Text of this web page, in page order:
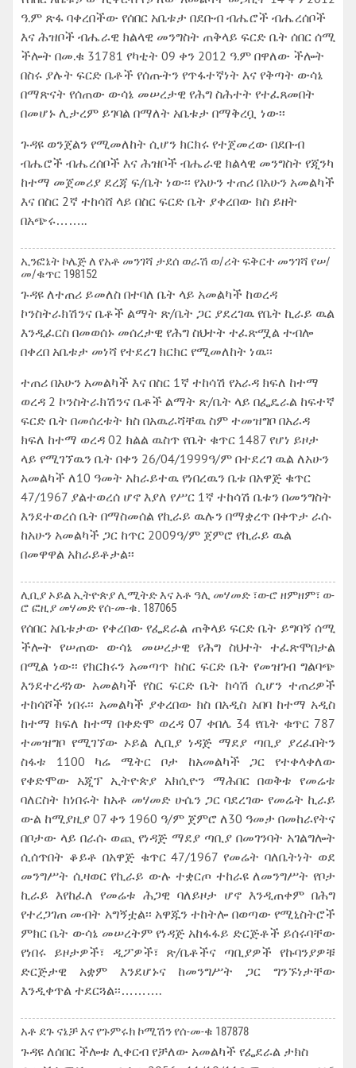
ዓ.ም ጽፋ ባቀረበችው የሰበር አቤቱታ በደቡብ ብሔሮች ብሔረሰቦች
እና ሕዝቦች ብሔራዊ ክልላዊ መንግስት ጠቅላይ ፍርድ ቤት ሰበር ሰሚ
ችሎት በመ.ቁ 31781 የካቲት 09 ቀን 2012 ዓ.ም በዋለው ችሎት
በስሩ ያሉት ፍርድ ቤቶች የሰጡትን የጥፋተኛነት እና የቅጣት ውሳኔ
በማጽናት የሰጠው ውሳኔ መሠረታዊ የሕግ ስሕተት የተፈጸመበት
በመሆኑ ሊታረም ይገባል በማለት አቤቱታ በማቅረቧ ነው፡፡
ጉዳዩ ወንጀልን የሚመለከት ሲሆን ክርክሩ የተጀመረው በደቡብ
ብሔሮች ብሔረሰቦች እና ሕዝቦች ብሔራዊ ክልላዊ መንግስት የጂንካ
ከተማ መጀመሪያ ደረጃ ፍ/ቤት ነው፡፡ የአሁን ተጠሪ በአሁን አመልካች
እና በስር 2ኛ ተከሳሸ ላይ በስር ፍርድ ቤት ያቀረበው ክስ ይዘት
በአጭሩ……..
ኢንፎኔት ኮሌጅ ለ የአቶ መንገሻ ታደሰ ወራሽ ወ/ሪት ፍቅርተ መንገሻ የሠ/
መ/ቁጥር 198152
ጉዳዩ ለተጠሪ ይመለስ በተባለ ቤት ላይ አመልካች ከወረዳ
ኮንስትራክሽንና ቤቶች ልማት ጽ/ቤት ጋር ያደረገዉ የቤት ኪራይ ዉል
እንዲፈርስ በመወሰኑ መሰረታዊ የሕግ ስህተት ተፈጽሟል ተብሎ
በቀረበ አቤቱታ መነሻ የተደረገ ክርክር የሚመለከት ነዉ፡፡
ተጠሪ በአሁን አመልካች እና በስር 1ኛ ተከሳሽ የአራዳ ክፍለ ከተማ
ወረዳ 2 ኮንስትራክሽንና ቤቶች ልማት ጽ/ቤት ላይ በፌዴራል ከፍተኛ
ፍርድ ቤት በመሰረቱት ክስ በአዉራሻቸዉ ስም ተመዝግቦ በአራዳ
ክፍለ ከተማ ወረዳ 02 ክልል ዉስጥ የቤት ቁጥር 1487 የሆነ ይዞታ
ላይ የሚገኘዉን ቤት በቀን 26/04/1999ዓ/ም በተደረገ ዉል ለአሁን
አመልካች ለ10 ዓመት አከራይተዉ የነበረዉን ቤቱ በአዋጅ ቁጥር
47/1967 ያልተወረሰ ሆኖ እያለ የሥር 1ኛ ተከሳሽ ቤቱን በመንግስት
እንደተወረሰ ቤት በማስመሰል የኪራይ ዉሉን በማቋረጥ በቀጥታ ራሱ
ከአሁን አመልካች ጋር ከጥር 2009ዓ/ም ጀምሮ የኪራይ ዉል
በመዋዋል አከራይቶታል፡፡
ሊቢያ ኦይል ኢትዮጵያ ሊሚትድ እና አቶ ዓሊ መሃመድ ፣ወ-ሮ ዘምዘም፣ ወ-
ሮ ፎዚያ መሃመድ የሰ-መ-ቁ. 187065
የሰበር አቤቱታው የቀረበው የፌደራል ጠቅላይ ፍርድ ቤት ይግባኝ ሰሚ
ችሎት የሠጠው ውሳኔ መሠረታዊ የሕግ ስህተት ተፈጽሞበታል
በሚል ነው፡፡ የክርክሩን አመጣጥ ከስር ፍርድ ቤት የመዝገብ ግልባጭ
እንደተረዳነው አመልካች የስር ፍርድ ቤት ከሳሽ ሲሆን ተጠሪዎች
ተከሳሾች ነበሩ፡፡ አመልካች ያቀረበው ክስ በአዲስ አበባ ከተማ አዲስ
ከተማ ክፍለ ከተማ በቀድሞ ወረዳ 07 ቀበሌ 34 የቤት ቁጥር 787
ተመዝግቦ የሚገኘው ኦይል ሊቢያ ነዳጅ ማደያ ጣቢያ ያረፈበትን
ስፋቱ 1100 ካሬ ሜትር ቦታ ከአመልካች ጋር የተቀላቀለው
የቀድሞው አጂፕ ኢትዮጵያ አክሲዮን ማሕበር በወቅቱ የመሬቱ
ባለርስት ከነበሩት ከአቶ መሃመድ ሁሴን ጋር ባደረገው የመሬት ኪራይ
ውል ከሚያዚያ 07 ቀን 1960 ዓ/ም ጀምሮ ለ30 ዓመታ በመከራየትና
በቦታው ላይ በራሱ ወጪ የነዳጅ ማደያ ጣቢያ በመገንባት አገልግሎት
ሲሰጥበት ቆይቶ በአዋጅ ቁጥር 47/1967 የመሬት ባለቤትነት ወደ
መንግሥት ሲዛወር የኪራይ ውሉ ተቋርጦ ተከራዩ ለመንግሥት የቦታ
ኪራይ እየከፈለ የመሬቱ ሕጋዊ ባለይዞታ ሆኖ እንዲጠቀም በሕግ
የተረጋገጠ መብት አግኝቷል፡፡ አዋጁን ተከትሎ በወጣው የሚኒስትሮች
ምክር ቤት ውሳኔ መሠረትም የነዳጅ አከፋፋይ ድርጅቶች ይሰሩባቸው
የነበሩ ይዞታዎች፣ ዲፖዎች፣ ጽ/ቤቶችና ጣቢያዎች የኩባንያዎቹ
ድርጅታዊ አቋም እንደሆኑና ከመንግሥት ጋር ግንኙነታቸው
እንዲቀጥል ተደርጓል፡፡……….
አቶ ደጉ ናኔቻ እና የጉምሩክ ኮሚሽን የሰ-መ-ቁ 187878
ጉዳዩ ለሰበር ችሎቱ ሊቀርብ የቻለው አመልካች የፌደራል ታክስ